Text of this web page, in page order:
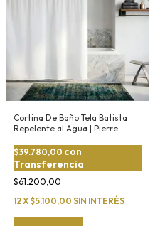
Cortina De Baño Tela Batista
Repelente al Agua | Pierre
$61.200,00
$39.780,00 con
Transferencia
12X$5.100,00 SIN INTERÉS